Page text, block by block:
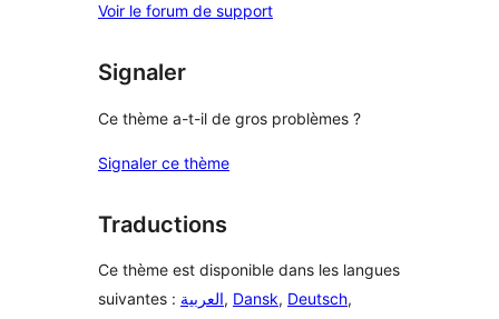
Voir le forum de support
Signaler
Ce thème a-t-il de gros problèmes ?
Signaler ce thème
Traductions
Ce thème est disponible dans les langues
suivantes : العربية, Dansk, Deutsch,